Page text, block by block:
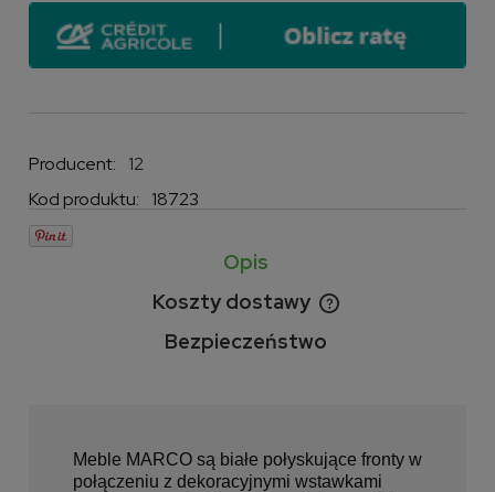
Producent:
12
Kod produktu:
18723
Opis
Koszty dostawy
Cena nie zawiera ewentualnych kosztów płatności
Bezpieczeństwo
Meble MARCO są białe połyskujące fronty w
połączeniu z dekoracyjnymi wstawkami